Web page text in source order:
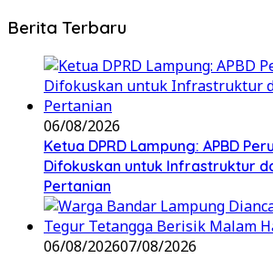
Berita Terbaru
06/08/2026
Ketua DPRD Lampung: APBD
Difokuskan untuk Infrastruktur
Pertanian
06/08/202607/08/2026